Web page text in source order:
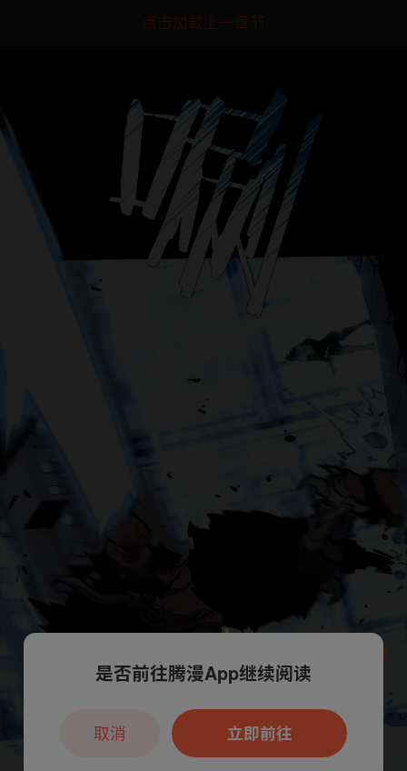
点击加载上一章节
本章节仅支持App阅读，可打开App新用
户7天免费看
是否前往腾漫App继续阅读
立即前往
取消